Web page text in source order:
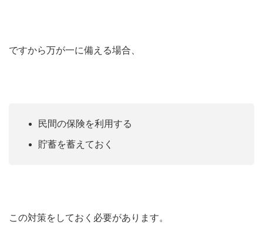
ですから万が一に備える場合、
民間の保険を利用する
貯蓄を蓄えておく
この対策をしておく必要があります。